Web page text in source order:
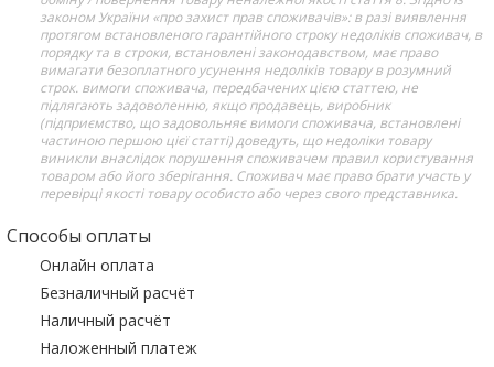
законом України «про захист прав споживачів»: в разі виявлення
протягом встановленого гарантійного строку недоліків споживач, в
порядку та в строки, встановлені законодавством, має право
вимагати безоплатного усунення недоліків товару в розумний
строк. вимоги споживача, передбачених цією статтею, не
підлягають задоволенню, якщо продавець, виробник
(підприємство, що задовольняє вимоги споживача, встановлені
частиною першою цієї статті) доведуть, що недоліки товару
виникли внаслідок порушення споживачем правил користування
товаром або його зберігання. Споживач має право брати участь у
перевірці якості товару особисто або через свого представника.
Способы оплаты
Онлайн оплата
Безналичный расчёт
Наличный расчёт
Наложенный платеж